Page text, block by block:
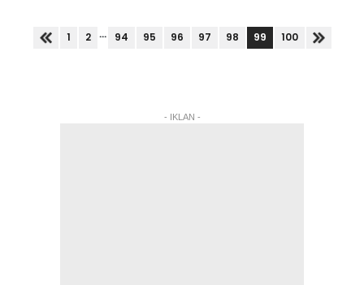
Pengerusi Pekida...
1 2 ... 94 95 96 97 98 99 100
- IKLAN -